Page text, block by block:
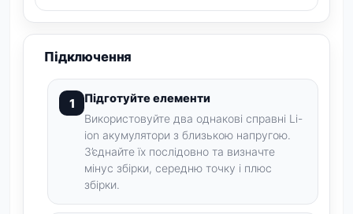
Підключення
Підготуйте елементи
Використовуйте два однакові справні Li-
ion акумулятори з близькою напругою.
З’єднайте їх послідовно та визначте
мінус збірки, середню точку і плюс
збірки.